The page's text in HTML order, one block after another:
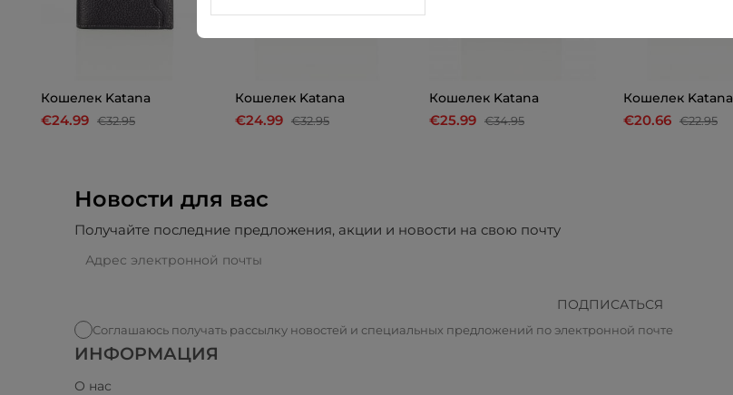
Кошелек Katana
€24.99 €32.95
Кошелек Katana
€24.99 €32.95
Кошелек Katana
€25.99 €34.95
Кошелек Katana
€20.66 €22.95
Новости для вас
Получайте последние предложения, акции и новости на свою почту
ПОДПИСАТЬСЯ
Соглашаюсь получать рассылку новостей и специальных предложений по электронной почте
ИНФОРМАЦИЯ
О нас